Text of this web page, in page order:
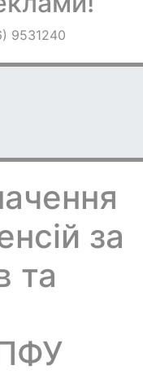
9531240
за
та